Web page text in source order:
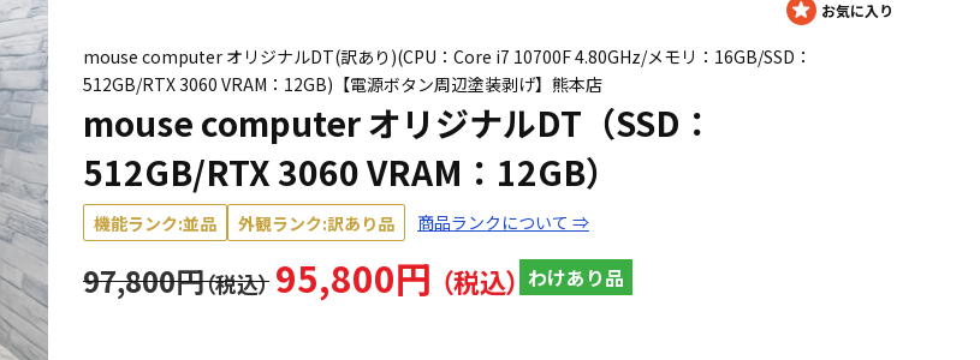
mouse computer オリジナルDT(訳あり)(CPU：Core i7 10700F 4.80GHz/メモリ：16GB/SSD：
512GB/RTX 3060 VRAM：12GB)【電源ボタン周辺塗装剥げ】熊本店
mouse computer オリジナルDT（SSD：
512GB/RTX 3060 VRAM：12GB）
機能ランク:並品 外観ランク:訳あり品 商品ランクについて ⇒
95,800円 わけあり品
97,800円